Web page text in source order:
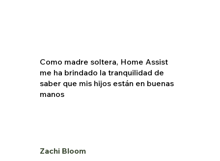
Como madre soltera, Home Assist
me ha brindado la tranquilidad de
saber que mis hijos están en buenas
manos
Zachi Bloom